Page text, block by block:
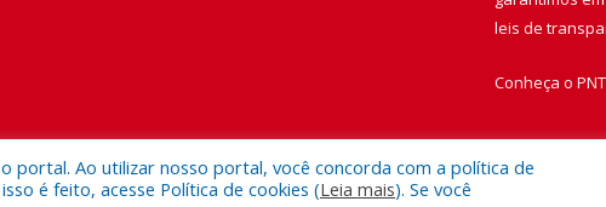
leis de
Conheça o
portal. Ao utilizar nosso portal, você concorda com a política de
é feito, acesse Política de cookies (Leia mais). Se você